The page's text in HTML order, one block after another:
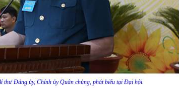
Đảng ủy, Chính ủy Quân chủng, phát biểu tại Đại hội.